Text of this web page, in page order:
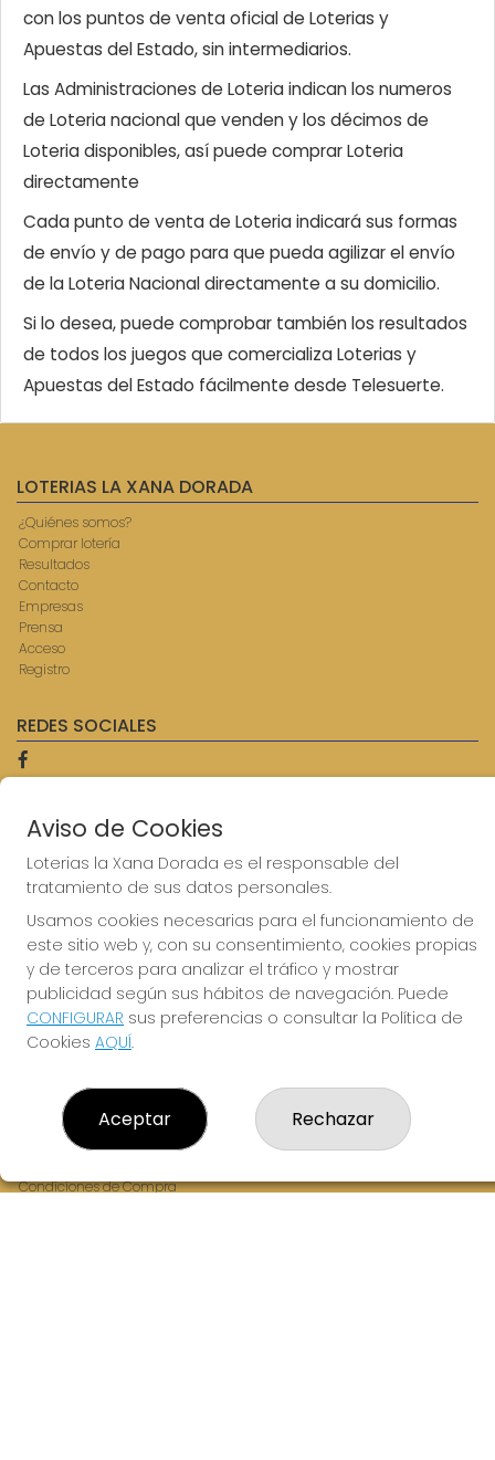
con los puntos de venta oficial de Loterias y
Apuestas del Estado, sin intermediarios.
Las Administraciones de Loteria indican los numeros
de Loteria nacional que venden y los décimos de
Loteria disponibles, así puede comprar Loteria
directamente
Cada punto de venta de Loteria indicará sus formas
de envío y de pago para que pueda agilizar el envío
de la Loteria Nacional directamente a su domicilio.
Si lo desea, puede comprobar también los resultados
de todos los juegos que comercializa Loterias y
Apuestas del Estado fácilmente desde Telesuerte.
LOTERIAS LA XANA DORADA
¿Quiénes somos?
Comprar lotería
Resultados
Contacto
Empresas
Prensa
Acceso
Registro
REDES SOCIALES
CONTACTO
ADMINISTRACION DE LOTERIAS: 9-AVILES - RECEPTOR
OFICIAL: 57750
985567207
Clica aquí para contactar por WhatsApp
614069067
info@laxanadorada.com
Fernandez Balsera 26 bajo
Aviles, 33402
(Asturias) España
Aviso Legal
Política de Privacidad
Condiciones de Compra
Aviso de Cookies
Loterias la Xana Dorada es el responsable del
tratamiento de sus datos personales.
Usamos cookies necesarias para el funcionamiento de
este sitio web y, con su consentimiento, cookies propias
y de terceros para analizar el tráfico y mostrar
publicidad según sus hábitos de navegación. Puede
CONFIGURAR sus preferencias o consultar la Política de
Cookies AQUÍ.
Aceptar Rechazar